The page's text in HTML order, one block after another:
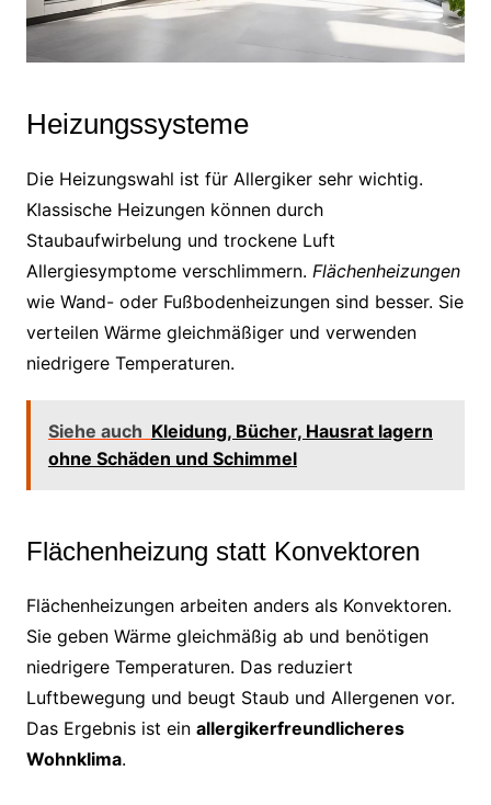
Heizungssysteme
Die Heizungswahl ist für Allergiker sehr wichtig.
Klassische Heizungen können durch
Staubaufwirbelung und trockene Luft
Allergiesymptome verschlimmern. Flächenheizungen
wie Wand- oder Fußbodenheizungen sind besser. Sie
verteilen Wärme gleichmäßiger und verwenden
niedrigere Temperaturen.
Siehe auch Kleidung, Bücher, Hausrat lagern
ohne Schäden und Schimmel
Flächenheizung statt Konvektoren
Flächenheizungen arbeiten anders als Konvektoren.
Sie geben Wärme gleichmäßig ab und benötigen
niedrigere Temperaturen. Das reduziert
Luftbewegung und beugt Staub und Allergenen vor.
Das Ergebnis ist ein allergikerfreundlicheres
Wohnklima.